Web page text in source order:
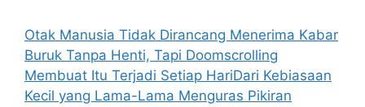
r
:
Otak Manusia Tidak Dirancang Menerima Kabar
Buruk Tanpa Henti, Tapi Doomscrolling
Membuat Itu Terjadi Setiap HariDari Kebiasaan
Kecil yang Lama-Lama Menguras Pikiran